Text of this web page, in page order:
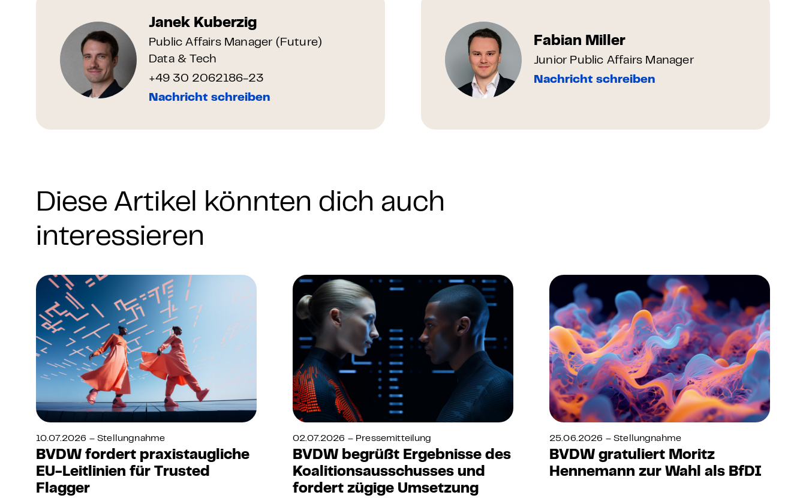
Janek Kuberzig
Public Affairs Manager (Future)
Data & Tech
+49 30 2062186-23
Nachricht schreiben
Fabian Miller
Junior Public Affairs Manager
Nachricht schreiben
Diese Artikel könnten dich auch
interessieren
10.07.2026 – Stellungnahme
BVDW fordert praxistaugliche
EU-Leitlinien für Trusted
Flagger
02.07.2026 – Pressemitteilung
BVDW begrüßt Ergebnisse des
Koalitionsausschusses und
fordert zügige Umsetzung
25.06.2026 – Stellungnahme
BVDW gratuliert Moritz
Hennemann zur Wahl als BfDI